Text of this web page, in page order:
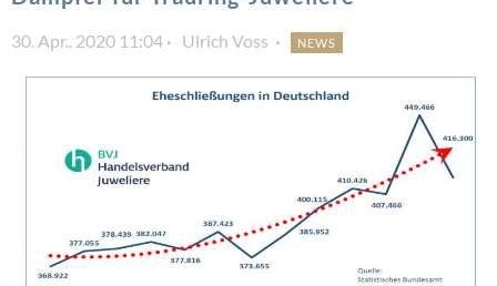
30. Apr.. 2020 11:04 Ulrich Voss NEWS